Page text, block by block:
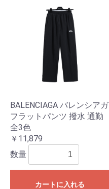
BALENCIAGA バレンシアガ
フラットパンツ 撥水 通勤
全3色
￥11,879
数量
カートに入れる